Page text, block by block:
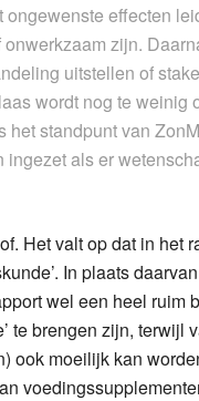
ongewenste effecten
onwerkzaam zijn.
uitstellen of
wordt nog te weinig
het standpunt van
ingezet als er
Het valt op dat in het
In plaats
wel een heel
te brengen zijn,
ook moeilijk kan